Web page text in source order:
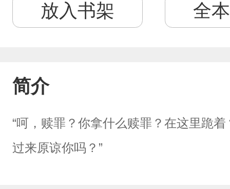
放入书架 全
简介
“呵，赎罪？你拿什么赎罪？在这里跪
过来原谅你吗？”